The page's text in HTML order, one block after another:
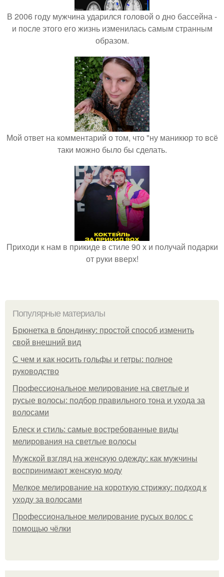
В 2006 году мужчина ударился головой о дно бассейна -
и после этого его жизнь изменилась самым странным
образом.
Мой ответ на комментарий о том, что "ну маникюр то всё
таки можно было бы сделать.
Приходи к нам в прикиде в стиле 90 х и получай подарки
от руки вверх!
Популярные материалы
Брюнетка в блондинку: простой способ изменить
свой внешний вид
С чем и как носить гольфы и гетры: полное
руководство
Профессиональное мелирование на светлые и
русые волосы: подбор правильного тона и ухода за
волосами
Блеск и стиль: самые востребованные виды
мелирования на светлые волосы
Мужской взгляд на женскую одежду: как мужчины
воспринимают женскую моду
Мелкое мелирование на короткую стрижку: подход к
уходу за волосами
Профессиональное мелирование русых волос с
помощью чёлки